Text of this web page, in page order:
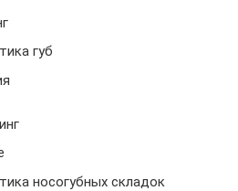
губ
носогубных складок